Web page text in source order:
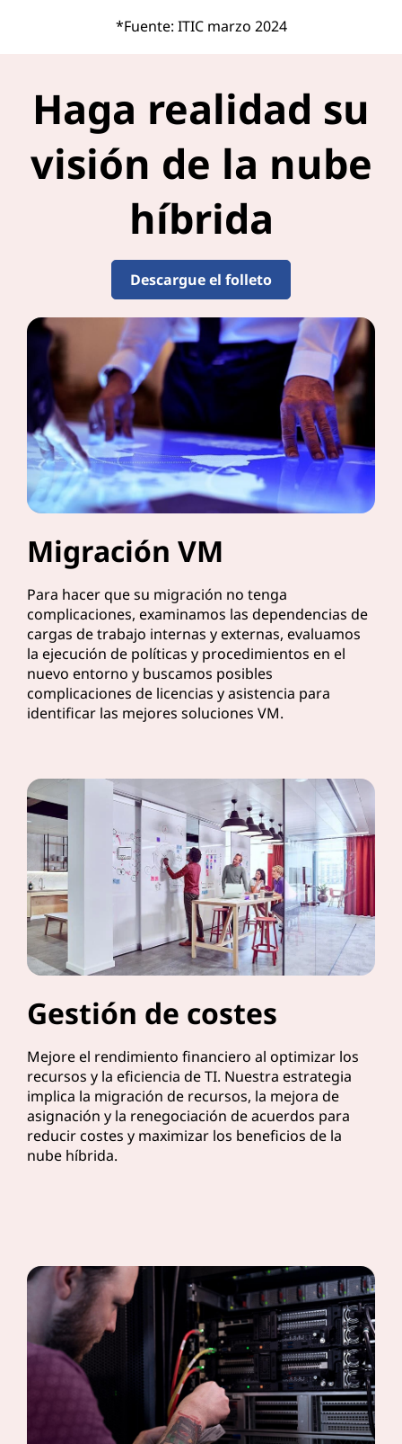
*Fuente: ITIC marzo 2024
Haga realidad su
visión de la nube
híbrida
Descargue el folleto
Migración VM
Para hacer que su migración no tenga
complicaciones, examinamos las dependencias de
cargas de trabajo internas y externas, evaluamos
la ejecución de políticas y procedimientos en el
nuevo entorno y buscamos posibles
complicaciones de licencias y asistencia para
identificar las mejores soluciones VM.
Gestión de costes
Mejore el rendimiento financiero al optimizar los
recursos y la eficiencia de TI. Nuestra estrategia
implica la migración de recursos, la mejora de
asignación y la renegociación de acuerdos para
reducir costes y maximizar los beneficios de la
nube híbrida.